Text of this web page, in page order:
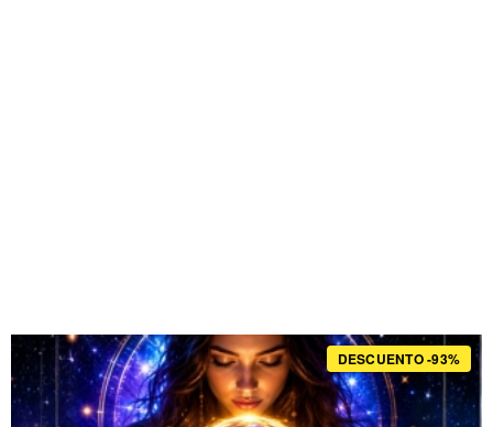
DESCUENTO -93%